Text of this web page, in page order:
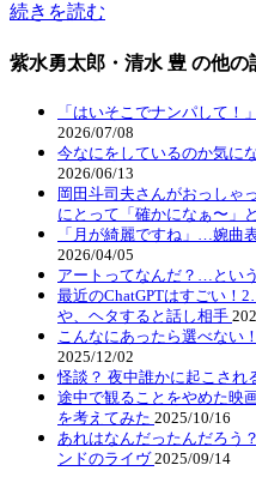
続きを読む
紫水勇太郎・清水 豊 の他の
「はいそこでナンパして！
2026/07/08
今なにをしているのか気に
2026/06/13
岡田斗司夫さんがおっしゃ
にとって「確かになぁ〜」
「月が綺麗ですね」…婉曲
2026/04/05
アートってなんだ？…とい
最近のChatGPTはすごい
や、ヘタすると話し相手
こんなにあったら選べない
2025/12/02
怪談？ 夜中誰かに起こされ
途中で観ることをやめた映
を考えてみた 2025/10/16
あれはなんだったんだろう
ンドのライヴ2025/09/14